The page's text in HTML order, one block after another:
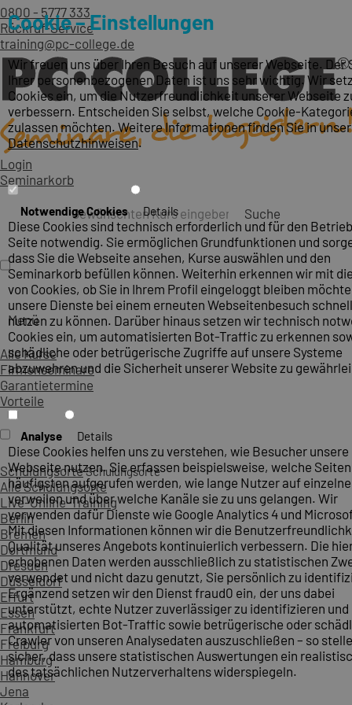
0800 - 5777 333
Rückruf-Service
training@pc-college.de
Login
Seminarkorb
Suche
Menü
Alle Kurse
Firmenseminare
Garantietermine
Vorteile
SchulungsorteSchulungsorte
Alle Schulungsorte
Live-Online-Training
Berlin
Bremen
Dortmund
Dresden
Düsseldorf
Erfurt
Essen
Frankfurt
Freiburg
Hamburg
Hannover
Jena
Cookie – Einstellungen
Wir freuen uns über Ihren Besuch auf unserer Webseite. Der
Ihrer personenbezogenen Daten ist uns sehr wichtig. Wir
Cookies ein, um die Nutzerfreundlichkeit unserer Webseite
verbessern. Entscheiden Sie selbst, welche Cookie-
zulassen möchten. Weitere Informationen finden Sie in
Datenschutzhinweisen.
Notwendige Cookies Details
Diese Cookies sind technisch erforderlich und für den
Seite notwendig. Sie ermöglichen Grundfunktionen und
dass Sie die Webseite ansehen, Kurse auswählen und den
Seminarkorb befüllen können. Weiterhin erkennen wir mit
von Cookies, ob Sie in Ihrem Profil eingeloggt bleiben
unsere Dienste bei einem erneuten Webseitenbesuch
nutzen zu können. Darüber hinaus setzen wir technisch
Cookies ein, um automatisierten Bot-Traffic zu erkennen
schädliche oder betrügerische Zugriffe auf unsere Systeme
abzuwehren und die Sicherheit unserer Website zu
Analyse Details
Diese Cookies helfen uns zu verstehen, wie Besucher unsere
Webseite nutzen. Sie erfassen beispielsweise, welche
häufigsten aufgerufen werden, wie lange Nutzer auf
verweilen und über welche Kanäle sie zu uns gelangen. Wir
verwenden dafür Dienste wie Google Analytics 4 und
Mit diesen Informationen können wir die
Qualität unseres Angebots kontinuierlich verbessern. Die
erhobenen Daten werden ausschließlich zu statistischen
verwendet und nicht dazu genutzt, Sie persönlich zu
Ergänzend setzen wir den Dienst fraud0 ein, der uns dabei
unterstützt, echte Nutzer zuverlässiger zu identifizieren und
automatisierten Bot-Traffic sowie betrügerische oder
Crawler von unseren Analysedaten auszuschließen – so
sicher, dass unsere statistischen Auswertungen ein
des tatsächlichen Nutzerverhaltens widerspiegeln.